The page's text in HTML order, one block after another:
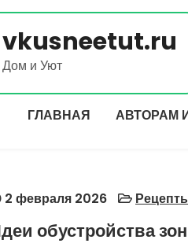
vkusneetut.ru
Дом и Уют
ГЛАВНАЯ АВТОРАМ
2 февраля 2026
обустройства